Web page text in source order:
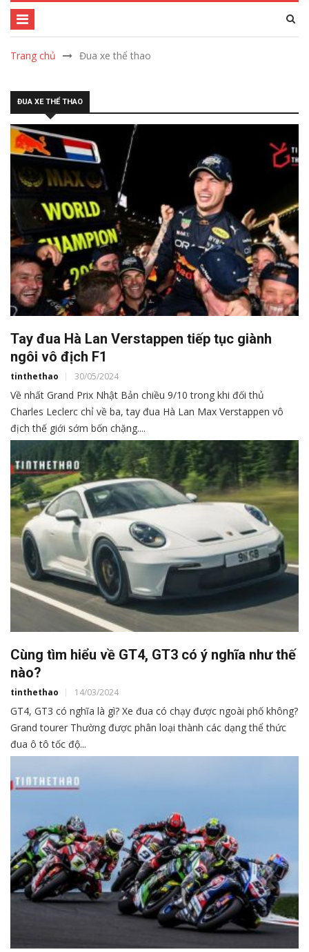
Trang chủ Đua xe thể thao
ĐUA XE THỂ THAO
Tay đua Hà Lan Verstappen tiếp tục giành
ngôi vô địch F1
tinthethao 30/05/2024
Về nhất Grand Prix Nhật Bản chiều 9/10 trong khi đối thủ
Charles Leclerc chỉ về ba, tay đua Hà Lan Max Verstappen vô
địch thế giới sớm bốn chặng....
Cùng tìm hiểu về GT4, GT3 có ý nghĩa như thế
nào?
tinthethao 14/03/2024
GT4, GT3 có nghĩa là gì? Xe đua có chạy được ngoài phố không?
Grand tourer Thường được phân loại thành các dạng thể thức
đua ô tô tốc độ...